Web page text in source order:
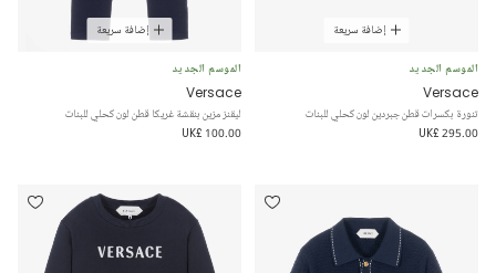
إضافة سريعة
الموسم الجديد
Versace
تنورة بكسرات قطن جبردين لون كحلي للبنات
UK£ 295.00
إضافة سريعة
الموسم الجديد
Versace
ليقنز مزين بنقشة غريكا قطن لون كحلي للبنات
UK£ 100.00